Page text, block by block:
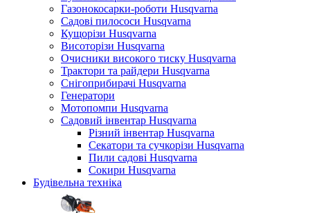
Газонокосарки-роботи Husqvarna
Садові пилососи Husqvarna
Кущорізи Husqvarna
Висоторізи Husqvarna
Очисники високого тиску Husqvarna
Трактори та райдери Husqvarna
Снігоприбирачі Husqvarna
Генератори
Мотопомпи Husqvarna
Садовий інвентар Husqvarna
Різний інвентар Husqvarna
Секатори та сучкорізи Husqvarna
Пили садові Husqvarna
Сокири Husqvarna
Будівельна техніка